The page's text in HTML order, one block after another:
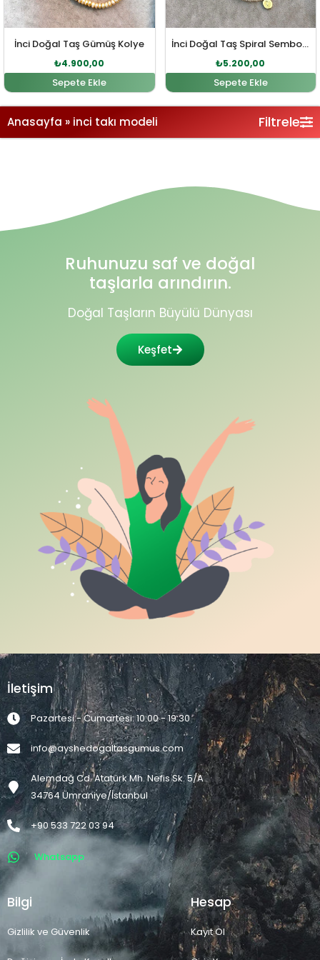
İnci Doğal Taş Gümüş Kolye
₺4.900,00
Sepete Ekle
İnci Doğal Taş Spiral Sembol Gümüş Kolye
₺5.200,00
Sepete Ekle
Anasayfa » inci takı modeli Filtrele
Ruhunuzu saf ve doğal
taşlarla arındırın.
Doğal Taşların Büyülü Dünyası
Keşfet
İletişim
Pazartesi - Cumartesi: 10:00 - 19:30
info@ayshedogaltasgumus.com
Alemdağ Cd. Atatürk Mh. Nefis Sk. 5/A
34764 Ümraniye/İstanbul
+90 533 722 03 94
Whatsapp
Bilgi
Gizlilik ve Güvenlik
Hesap
Kayıt Ol